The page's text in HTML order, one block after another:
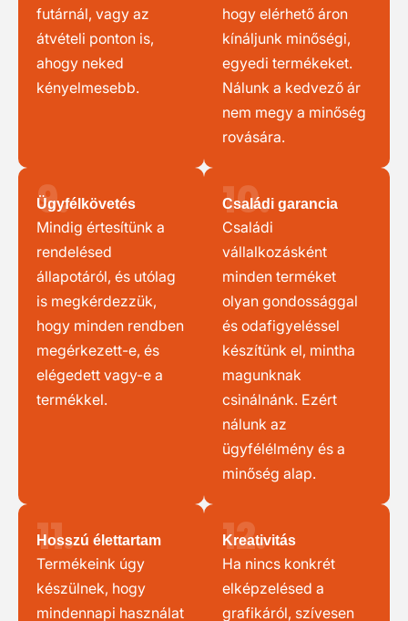
futárnál, vagy az
átvételi ponton is,
ahogy neked
kényelmesebb.
hogy elérhető áron
kínáljunk minőségi,
egyedi termékeket.
Nálunk a kedvező ár
nem megy a minőség
rovására.
9.
Ügyfélkövetés
Mindig értesítünk a
rendelésed
állapotáról, és utólag
is megkérdezzük,
hogy minden rendben
megérkezett-e, és
elégedett vagy-e a
termékkel.
10.
Családi garancia
Családi
vállalkozásként
minden terméket
olyan gondossággal
és odafigyeléssel
készítünk el, mintha
magunknak
csinálnánk. Ezért
nálunk az
ügyfélélmény és a
minőség alap.
11.
Hosszú élettartam
Termékeink úgy
készülnek, hogy
mindennapi használat
12.
Kreativitás
Ha nincs konkrét
elképzelésed a
grafikáról, szívesen